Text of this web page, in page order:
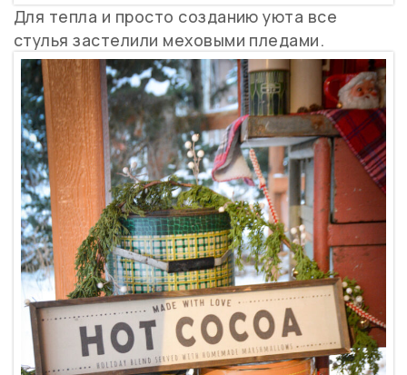
Для тепла и просто созданию уюта все
стулья застелили меховыми пледами.